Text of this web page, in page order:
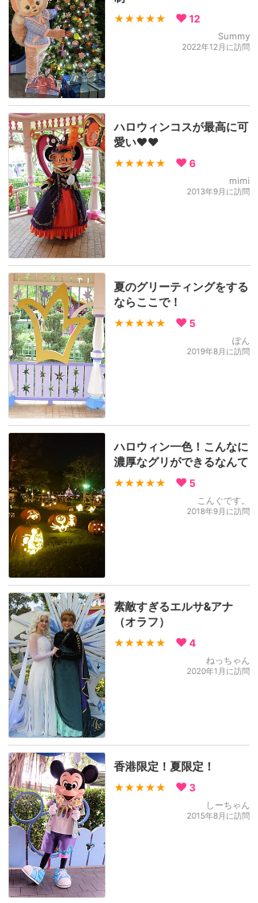
★★★★★ 12
Summy
2022年12月に訪問
ハロウィンコスが最高に可
愛い❤️❤️
★★★★★ 6
mimi
2013年9月に訪問
夏のグリーティングをする
ならここで！
★★★★★ 5
ぽん
2019年8月に訪問
ハロウィン一色！こんなに
濃厚なグリができるなんて
★★★★★ 5
こんぐです。
2018年9月に訪問
素敵すぎるエルサ&アナ
（オラフ）
★★★★★ 4
ねっちゃん
2020年1月に訪問
香港限定！夏限定！
★★★★★ 3
しーちゃん
2015年8月に訪問